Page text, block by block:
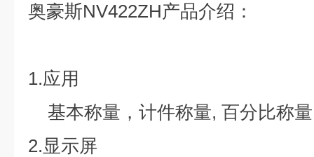
奥豪斯NV422ZH产品介绍：
1.应用
基本称量，计件称量, 百分比称
2.显示屏